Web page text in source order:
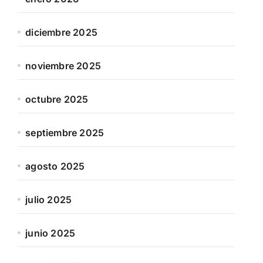
diciembre 2025
noviembre 2025
octubre 2025
septiembre 2025
agosto 2025
julio 2025
junio 2025